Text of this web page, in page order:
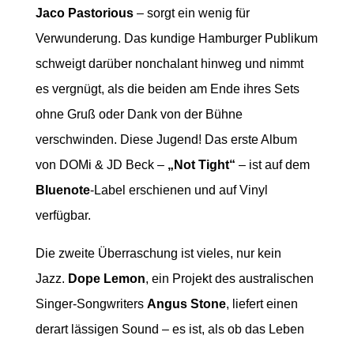
Jaco Pastorious– sorgt ein wenig für
Verwunderung. Das kundige Hamburger Publikum
schweigt darüber nonchalant hinweg und nimmt
es vergnügt, als die beiden am Ende ihres Sets
ohne Gruß oder Dank von der Bühne
verschwinden. Diese Jugend! Das erste Album
von DOMi & JD Beck – „Not Tight“ – ist auf dem
Bluenote-Label erschienen und auf Vinyl
verfügbar.
Die zweite Überraschung ist vieles, nur kein
Jazz. Dope Lemon, ein Projekt des australischen
Singer-Songwriters Angus Stone, liefert einen
derart lässigen Sound – es ist, als ob das Leben